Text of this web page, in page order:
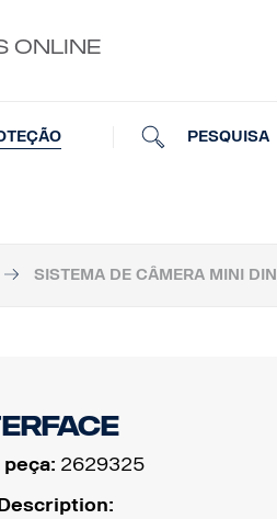
ONLINE
PESQUISA
SISTEMA DE CÂMERA MINI DIN
peça: 2629325